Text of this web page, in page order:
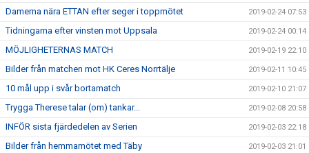
Damerna nära ETTAN efter seger i toppmötet 2019-02-24 07:53
Tidningarna efter vinsten mot Uppsala 2019-02-24 00:14
MÖJLIGHETERNAS MATCH 2019-02-19 22:10
Bilder från matchen mot HK Ceres Norrtälje 2019-02-11 10:45
10 mål upp i svår bortamatch 2019-02-10 21:07
Trygga Therese talar (om) tankar... 2019-02-08 20:58
INFÖR sista fjärdedelen av Serien 2019-02-03 22:18
Bilder från hemmamötet med Täby 2019-02-03 21:01